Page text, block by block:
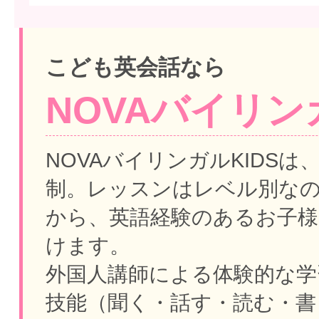
こども英会話なら
NOVAバイリン
NOVAバイリンガルKIDSは
制。
レッスンはレベル別な
から、英語経験のあるお子
けます。
外国人講師による体験的な
技能（聞く・話す・読む・